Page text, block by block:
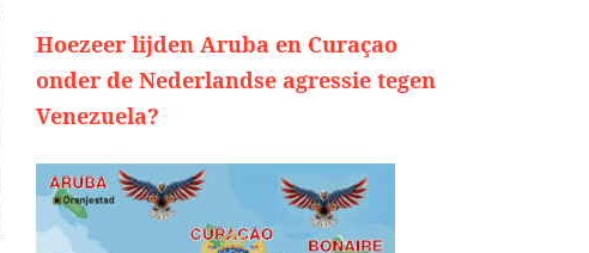
Hoezeer lijden Aruba en Curaçao
onder de Nederlandse agressie tegen
Venezuela?